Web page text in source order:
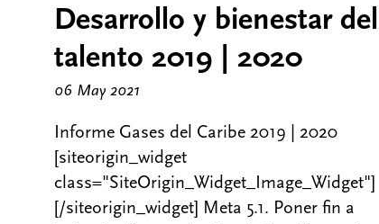
Desarrollo y bienestar del
talento 2019 | 2020
06 May 2021
Informe Gases del Caribe 2019 | 2020
[siteorigin_widget
class="SiteOrigin_Widget_Image_Widget"]
[/siteorigin_widget] Meta 5.1. Poner fin a